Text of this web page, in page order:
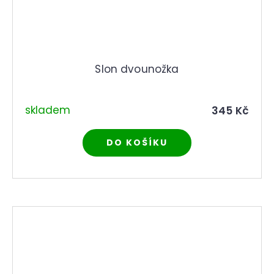
Slon dvounožka
skladem 345 Kč
DO KOŠÍKU